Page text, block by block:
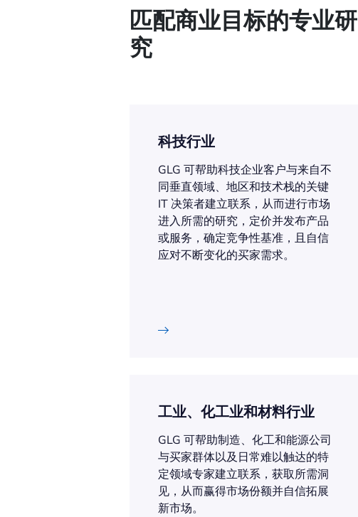
匹配商业目标的专业研
究
科技行业
GLG 可帮助科技企业客户与来自不
同垂直领域、地区和技术栈的关键
IT 决策者建立联系，从而进行市场
进入所需的研究，定价并发布产品
或服务，确定竞争性基准，且自信
应对不断变化的买家需求。
工业、化工业和材料行业
GLG 可帮助制造、化工和能源公司
与买家群体以及日常难以触达的特
定领域专家建立联系，获取所需洞
见，从而赢得市场份额并自信拓展
新市场。